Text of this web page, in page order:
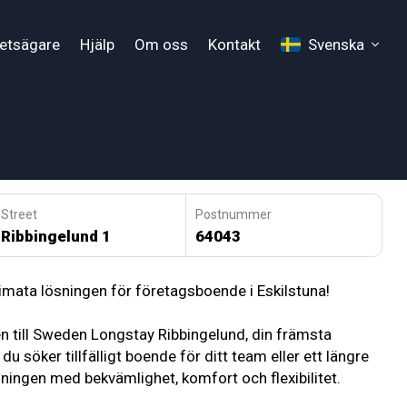
Hjälp Om oss Kontakt Svenska
Street
Ribbingelund 1
Postnummer
64043
lösningen för företagsboende i Eskilstuna!
Sweden Longstay Ribbingelund, din främsta
söker tillfälligt boende för ditt team eller ett längre
med bekvämlighet, komfort och flexibilitet.